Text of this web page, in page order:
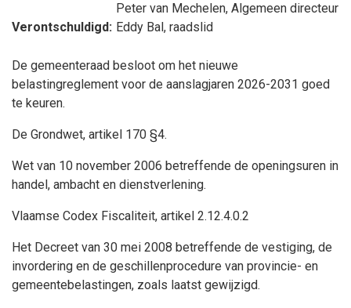
Peter van Mechelen, Algemeen directeur
Verontschuldigd: Eddy Bal, raadslid
De gemeenteraad besloot om het nieuwe
belastingreglement voor de aanslagjaren 2026-2031 goed
te keuren.
De Grondwet, artikel 170 §4.
Wet van 10 november 2006 betreffende de openingsuren in
handel, ambacht en dienstverlening.
Vlaamse Codex Fiscaliteit, artikel 2.12.4.0.2
Het Decreet van 30 mei 2008 betreffende de vestiging, de
invordering en de geschillenprocedure van provincie- en
gemeentebelastingen, zoals laatst gewijzigd.